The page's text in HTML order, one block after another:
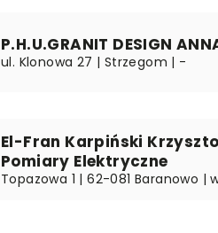
P.H.U.GRANIT DESIGN
ul. Klonowa 27 | Strzegom | -
El-Fran Karpiński
Pomiary Elektryczne
Topazowa 1 | 62-081 Baranowo |